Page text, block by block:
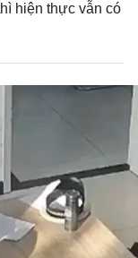
hiện thực vẫn có